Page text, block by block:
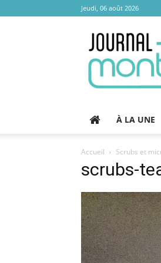
Jeudi, 06 août 2026
À LA UNE
Accueil Scrubs et
scrubs-